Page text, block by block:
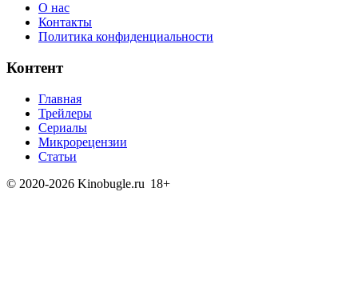
О нас
Контакты
Политика конфиденциальности
Контент
Главная
Трейлеры
Сериалы
Микрорецензии
Статьи
© 2020-2026 Kinobugle.ru 18+